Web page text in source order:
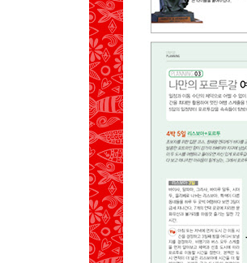
PREVIEW
GET AROUND
MAP
SEE
EAT
SLEEP
포르투
PREVIEW
GET AROUND
MAP